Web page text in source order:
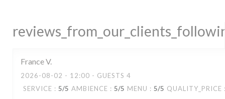
FranceV
2026-08-02 - 12:00 - GUESTS 4
SERVICE : 5/5 AMBIENCE : 5/5 MENU : 5/5 QUALITY_PRICE